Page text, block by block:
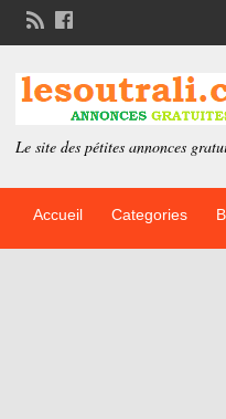
Le site des pétites annonces
Accueil Categories